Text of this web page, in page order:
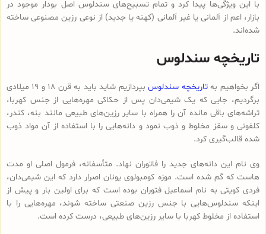
با این ویژگی‌ها پیدا کرد و تمام تسبیح‌های سندلوس‌ اصل بودار موجود در
بازار، اعم از آلمانی یا غیر آلمانی (کهنه یا جدید) از نوعی رزین مصنوعی ساخته
شده‌اند.
تاریخچه سندلوس
اگر بخواهیم بهتاریخچه سندلوس
بپردازیم شاید باید به قرن 18 و 19 میلادی
برگردیم، جایی که یک شیمی‌دان پس از حکاکی مهره‌هایی از جنس کهربا،
تراشه‌های باقی مانده آن را همراه با سایر رزین‌های طبیعی مانند بنه، کندر،
کلفونی و سقز مخلوط و ذوب نمود و دانه‌هایی را با استفاده از آن مواد ذوب
شده قالب‌گیری کرد.
وی نام این دانه‌های جدید را فاتوران نهاد. متأسفانه، فرمول اصلی او مدت
هاست که گم شده است. موزه کومبولوی یونان اصرار دارد که این شیمی‌دان،
فردی کویتی به نام اسماعیل فتوران بوده است که برای اولین بار و پیش از
اینکه سندلوس‌هایی با جنس رزین صنعتی ساخته شوند، مهره‌هایی را با
استفاده از مخلوط کهربا با سایر رزین‌های طبیعی، درست کرده است.